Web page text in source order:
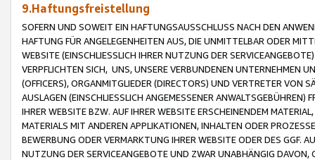
9.Haftungsfreistellung
SOFERN UND SOWEIT EIN HAFTUNGSAUSSCHLUSS NACH DEN
HAFTUNG FÜR ANGELEGENHEITEN AUS, DIE UNMITTELBAR ODER
WEBSITE (EINSCHLIESSLICH IHRER NUTZUNG DER
VERPFLICHTEN SICH, UNS, UNSERE VERBUNDENEN UNTERNEHMEN
(OFFICERS), ORGANMITGLIEDER (DIRECTORS) UND VERTRETER VON
AUSLAGEN (EINSCHLIESSLICH ANGEMESSENER
IHRER WEBSITE BZW. AUF IHRER WEBSITE ERSCHEINENDEM
MATERIALS MIT ANDEREN APPLIKATIONEN, INHALTEN ODER
BEWERBUNG ODER VERMARKTUNG IHRER WEBSITE ODER DES GGF.
NUTZUNG DER SERVICEANGEBOTE UND ZWAR UNABHÄNGIG